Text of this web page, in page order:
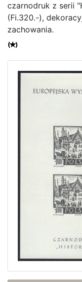
Home page
Current
Regulation
czarnodruk z serii
(Fi.320.-),
zachowania.